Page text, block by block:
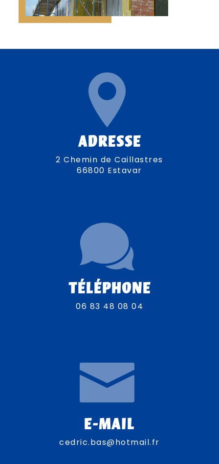
ADRESSE
2 Chemin de Caillastres
66800 Estavar
TÉLÉPHONE
06 83 48 08 04
E-MAIL
cedric.bas@hotmail.fr